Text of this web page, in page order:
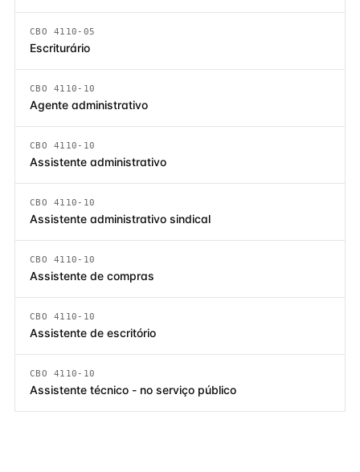
CBO 4110-05
Escriturário
CBO 4110-10
Agente administrativo
CBO 4110-10
Assistente administrativo
CBO 4110-10
Assistente administrativo sindical
CBO 4110-10
Assistente de compras
CBO 4110-10
Assistente de escritório
CBO 4110-10
Assistente técnico - no serviço público